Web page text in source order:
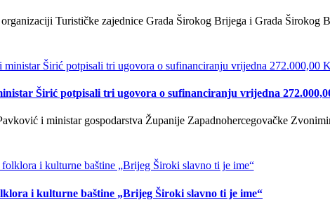
Turističke zajednice Grada Širokog Brijega i Grada Širokog
Širić potpisali tri ugovora o sufinanciranju vrijedna
i ministar gospodarstva Županije Zapadnohercegovačke
i kulturne baštine „Brijeg Široki slavno ti je ime“